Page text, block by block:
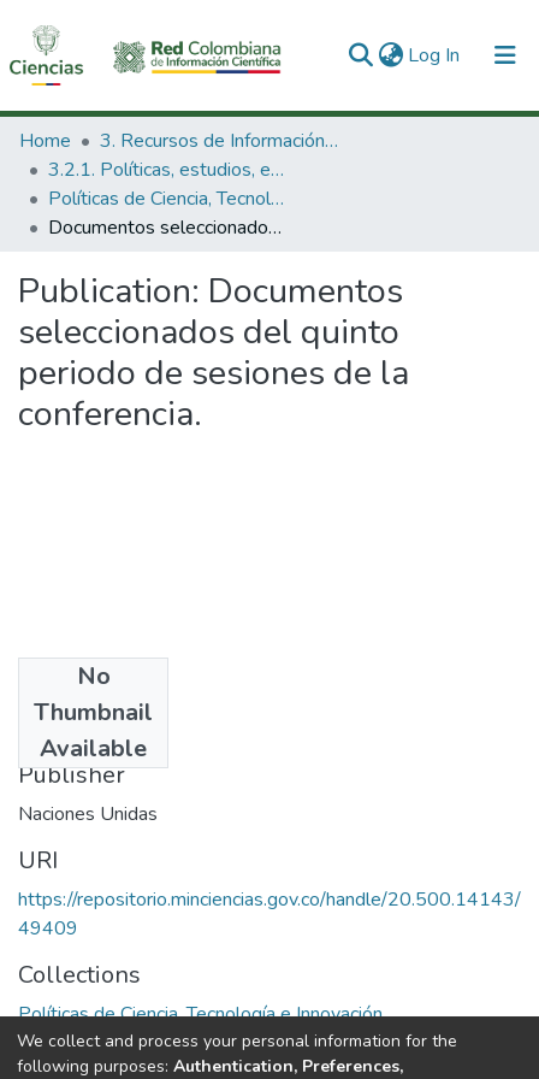
Log In (current)
Communities & Collections
All of DSpace
Statistics
Home
3. Recursos de Información Científica y Tecnológica
3.2.1. Políticas, estudios, evaluaciones e indicadores de CTeI
Políticas de Ciencia, Tecnología e Innovación
Documentos seleccionados del quinto periodo de sesiones de la conferencia.
Publication: Documentos
seleccionados del quinto
periodo de sesiones de la
conferencia.
No
Thumbnail
Available
1984
Publisher
Naciones Unidas
URI
https://repositorio.minciencias.gov.co/handle/20.500.14143/
49409
Collections
Políticas de Ciencia, Tecnología e Innovación
Full item page
We collect and process your personal information for the
following purposes: Authentication, Preferences,